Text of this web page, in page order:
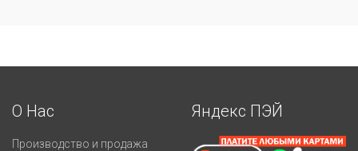
О Нас
Производство и продажа
Яндекс ПЭЙ